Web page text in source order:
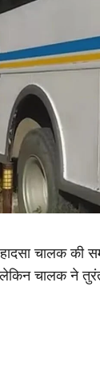
चालक की
चालक ने तुरंत